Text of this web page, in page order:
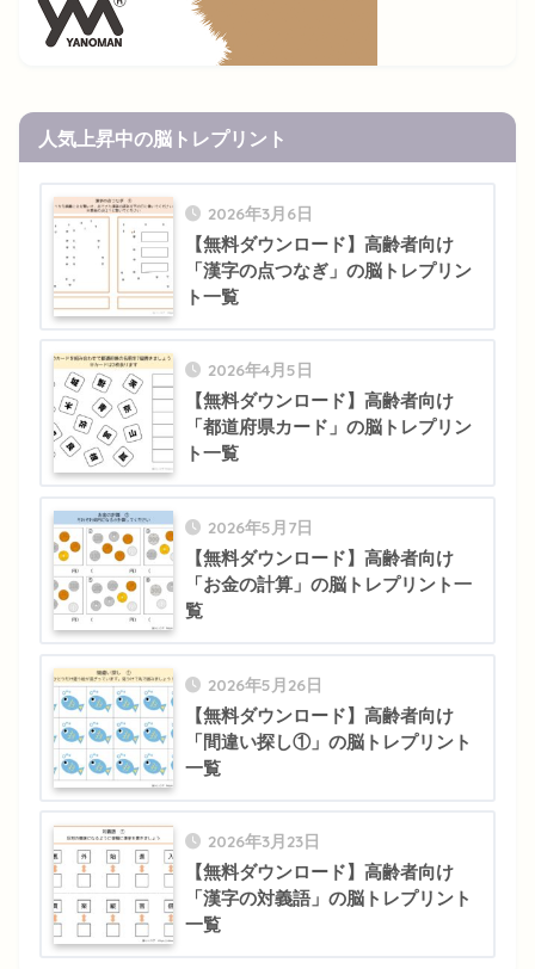
人気上昇中の脳トレプリント
2026年3月6日
【無料ダウンロード】高齢者向け
「漢字の点つなぎ」の脳トレプリン
ト一覧
2026年4月5日
【無料ダウンロード】高齢者向け
「都道府県カード」の脳トレプリン
ト一覧
2026年5月7日
【無料ダウンロード】高齢者向け
「お金の計算」の脳トレプリント一
覧
2026年5月26日
【無料ダウンロード】高齢者向け
「間違い探し①」の脳トレプリント
一覧
2026年3月23日
【無料ダウンロード】高齢者向け
「漢字の対義語」の脳トレプリント
一覧